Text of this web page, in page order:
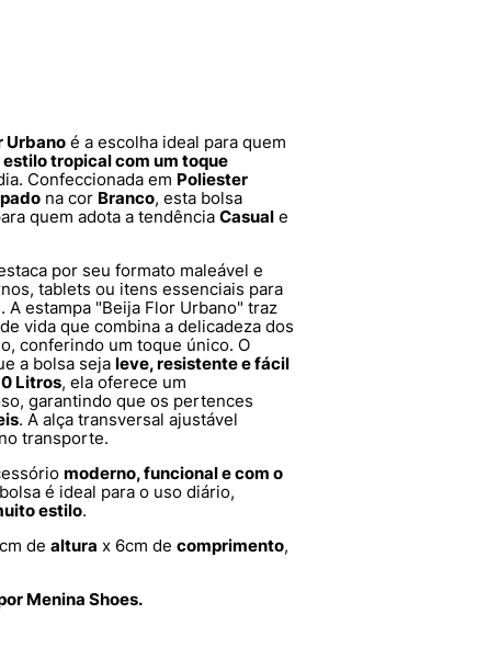
Urbano é a escolha ideal para quem
tropical com um toque
Confeccionada em Poliester
na cor Branco, esta bolsa
quem adota a tendência Casual e
por seu formato maleável e
tablets ou itens essenciais para
A estampa "Beija Flor Urbano" traz
vida que combina a delicadeza dos
conferindo um toque único. O
a bolsa seja leve, resistente e fácil
Litros, ela oferece um
garantindo que os pertences
. A alça transversal ajustável
no transporte.
moderno, funcional e com o
é ideal para o uso diário,
estilo.
de altura x 6cm de comprimento,
Menina Shoes.